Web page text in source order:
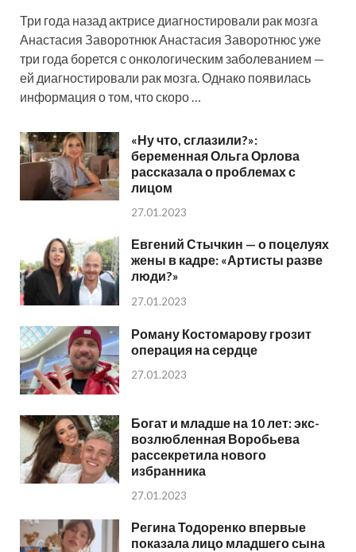
Три года назад актрисе диагностировали рак мозга
Анастасия Заворотнюк Анастасия Заворотнюс уже
три года борется с онкологическим заболеванием —
ей диагностировали рак мозга. Однако появилась
информация о том, что скоро …
«Ну что, сглазили?»:
беременная Ольга Орлова
рассказала о проблемах с
лицом
27.01.2023
Евгений Стычкин — о поцелуях
жены в кадре: «Артисты разве
люди?»
27.01.2023
Роману Костомарову грозит
операция на сердце
27.01.2023
Богат и младше на 10 лет: экс-
возлюбленная Воробьева
рассекретила нового
избранника
27.01.2023
Регина Тодоренко впервые
показала лицо младшего сына